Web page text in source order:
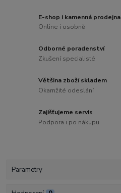
E-shop i kamenná prodejna
Online i osobně
Odborné poradenství
Zkušení specialisté
Většina zboží skladem
Okamžité odeslání
Zajišťujeme servis
Podpora i po nákupu
Parametry